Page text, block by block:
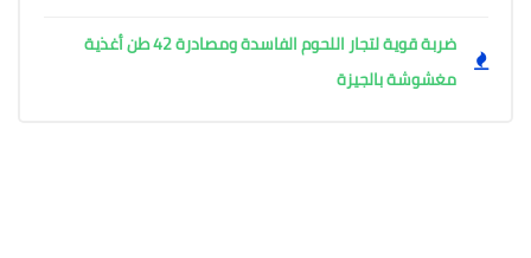
ضربة قوية لتجار اللحوم الفاسدة ومصادرة 42 طن أغذية
مغشوشة بالجيزة